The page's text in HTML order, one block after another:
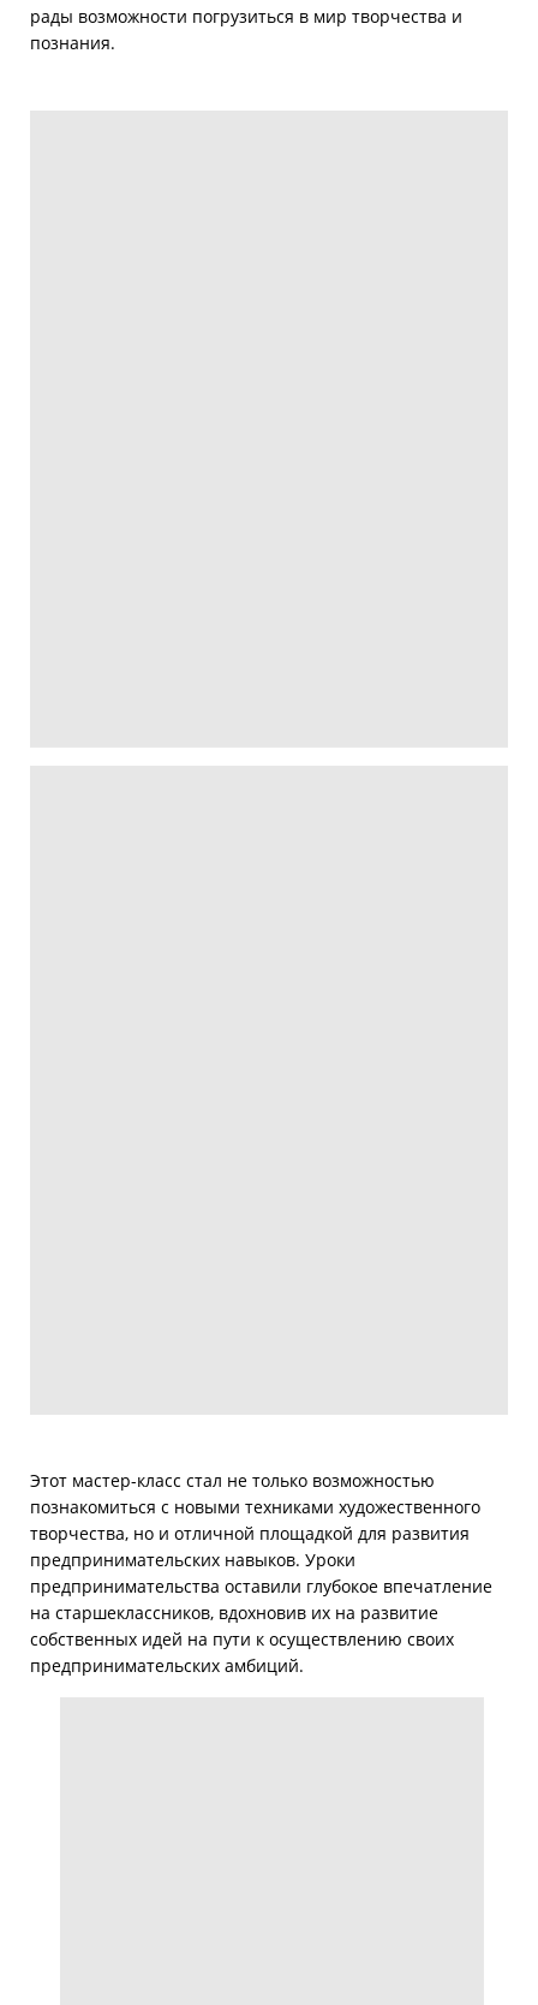
рады возможности погрузиться в мир творчества и
познания.
Этот мастер-класс стал не только возможностью
познакомиться с новыми техниками художественного
творчества, но и отличной площадкой для развития
предпринимательских навыков. Уроки
предпринимательства оставили глубокое впечатление
на старшеклассников, вдохновив их на развитие
собственных идей на пути к осуществлению своих
предпринимательских амбиций.